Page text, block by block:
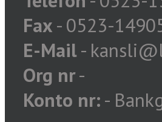
Fax- 0523-
E-Mail-
Org nr-
Konto nr:-